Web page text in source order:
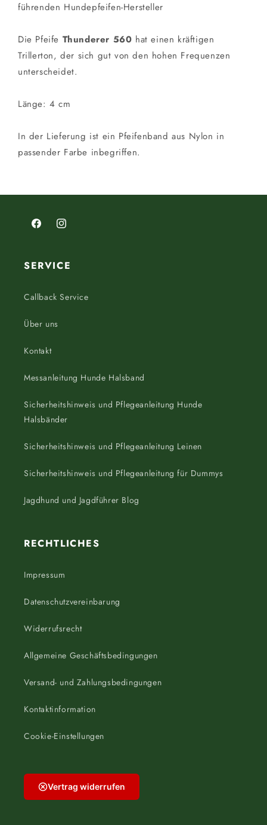
führenden Hundepfeifen-Hersteller
Die Pfeife Thunderer 560 hat einen kräftigen
Trillerton, der sich gut von den hohen Frequenzen
unterscheidet.
Länge: 4 cm
In der Lieferung ist ein Pfeifenband aus Nylon in
passender Farbe inbegriffen.
FacebookInstagram
SERVICE
Callback Service
Über uns
Kontakt
Messanleitung Hunde Halsband
Sicherheitshinweis und Pflegeanleitung Hunde
Halsbänder
Sicherheitshinweis und Pflegeanleitung Leinen
Sicherheitshinweis und Pflegeanleitung für Dummys
Jagdhund und Jagdführer Blog
RECHTLICHES
Impressum
Datenschutzvereinbarung
Widerrufsrecht
Allgemeine Geschäftsbedingungen
Versand- und Zahlungsbedingungen
Kontaktinformation
Cookie-Einstellungen
Vertrag widerrufen